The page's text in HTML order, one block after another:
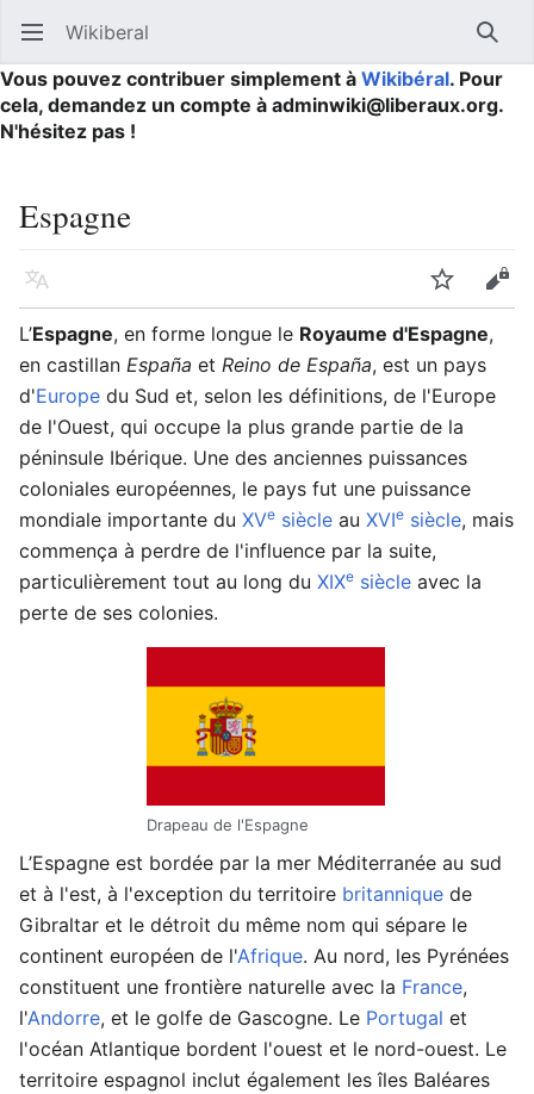
Ouvrir le menu principal Wikiberal
Vous pouvez contribuer simplement à Wikibéral. Pour
cela, demandez un compte à adminwiki@liberaux.org.
N'hésitez pas !
Espagne
Langue Suivre
L’Espagne, en forme longue le Royaume d'Espagne,
en castillan España et Reino de España, est un pays
d'Europe du Sud et, selon les définitions, de l'Europe
de l'Ouest, qui occupe la plus grande partie de la
péninsule Ibérique. Une des anciennes puissances
coloniales européennes, le pays fut une puissance
mondiale importante du XVe siècle au XVIe siècle, mais
commença à perdre de l'influence par la suite,
particulièrement tout au long du XIXe siècle avec la
perte de ses colonies.
Drapeau de l'Espagne
L’Espagne est bordée par la mer Méditerranée au sud
et à l'est, à l'exception du territoire britannique de
Gibraltar et le détroit du même nom qui sépare le
continent européen de l'Afrique. Au nord, les Pyrénées
constituent une frontière naturelle avec la France,
l'Andorre, et le golfe de Gascogne. Le Portugal et
l'océan Atlantique bordent l'ouest et le nord-ouest. Le
territoire espagnol inclut également les îles Baléares